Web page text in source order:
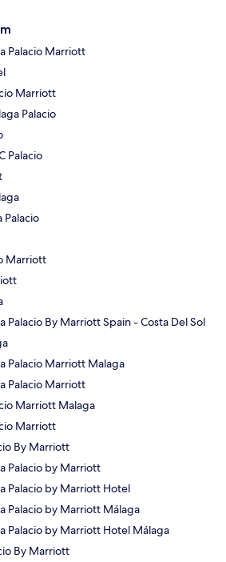
Palacio Marriott
Marriott
Palacio
Palacio
Marriott
Palacio By Marriott Spain - Costa Del Sol
Palacio Marriott Malaga
Palacio Marriott
Marriott Malaga
Marriott
By Marriott
Palacio by Marriott
Palacio by Marriott Hotel
Palacio by Marriott Málaga
Palacio by Marriott Hotel Málaga
By Marriott